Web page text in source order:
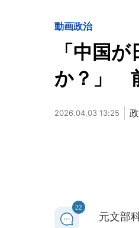
動画政治
「中国
か？」
2026.04.03 13:25
22
元文部